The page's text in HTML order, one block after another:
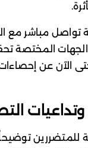
مباشر مع
المختصة
حتى الآن عن
للمتضررين